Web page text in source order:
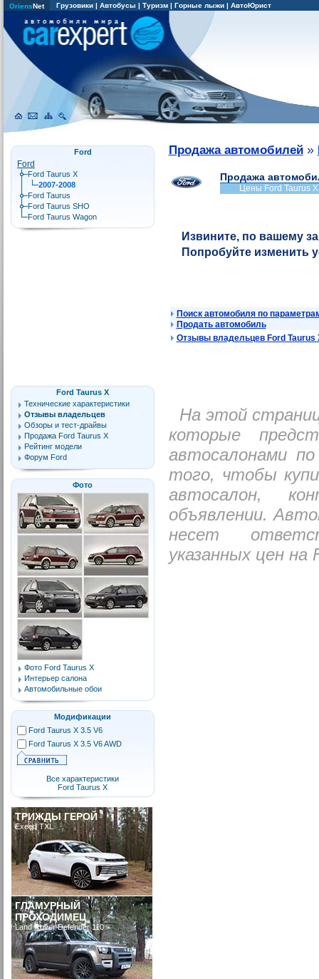
OriensNet Грузовики | Автобусы | Туризм | Горные лыжи | АвтоЮрист
Ford
Ford
Ford Taurus X
2007-2008
Ford Taurus
Ford Taurus SHO
Ford Taurus Wagon
Ford Taurus X
Технические характеристики
Отзывы владельцев
Обзоры и тест-драйвы
Продажа Ford Taurus X
Рейтинг модели
Форум Ford
Фото
Фото Ford Taurus X
Интерьер салона
Автомобильные обои
Модификации
Ford Taurus X 3.5 V6
Ford Taurus X 3.5 V6 AWD
Все характеристики
Ford Taurus X
ТРИЖДЫ ГЕРОЙ
Exeed TXL
ГЛАМУРНЫЙ
ПРОХОДИМЕЦ
Land Rover Defender 110
Продажа автомобилей»
Продажа
Цены Ford Taurus X
Извините, по вашему
Попробуйте изменить
Поиск автомобиля по
Продать автомобиль
Отзывы владельцев Ford Taurus
На этой
которые
автосалонами
того, чтобы
автосалон,
объявлении.
несет
указанных цен на